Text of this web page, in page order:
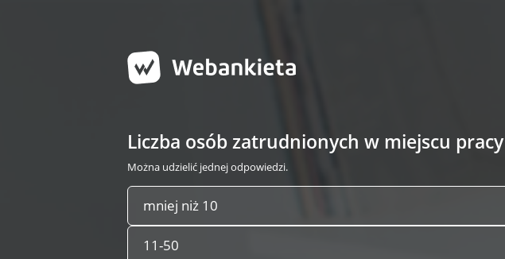
Liczba osób zatrudnionych w miejscu pracy
Można udzielić jednej odpowiedzi.
mniej niż 10
11-50